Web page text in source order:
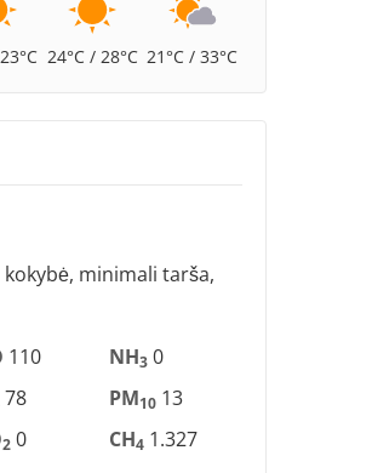
24°C / 28°C 21°C / 33°C
minimali tarša,
110 NH3 0
78 PM10 13
2 0 CH4 1.327